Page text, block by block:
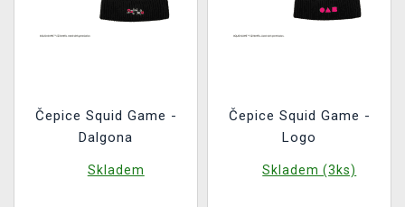
Čepice Squid Game -
Dalgona
Skladem
Čepice Squid Game -
Logo
Skladem (3ks)